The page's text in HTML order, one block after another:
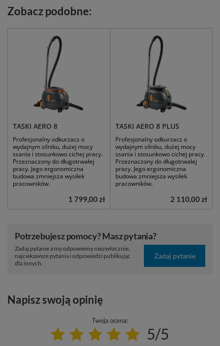
Zobacz podobne:
TASKI AERO 8
Profesjonalny odkurzacz o
wydajnym silniku, dużej mocy
ssania i stosunkowo cichej pracy.
Przeznaczony do długotrwałej
pracy. Jego ergonomiczna
budowa zmniejsza wysiłek
pracowników.
1 799,00 zł
TASKI AERO 8 PLUS
Profesjonalny odkurzacz o
wydajnym silniku, dużej mocy
ssania i stosunkowo cichej pracy.
Przeznaczony do długotrwałej
pracy. Jego ergonomiczna
budowa zmniejsza wysiłek
pracowników.
2 110,00 zł
Potrzebujesz pomocy? Masz pytania?
Zadaj pytanie a my odpowiemy niezwłocznie,
najciekawsze pytania i odpowiedzi publikując
dla innych.
Zadaj pytanie
Napisz swoją opinię
Twoja ocena:
5/5